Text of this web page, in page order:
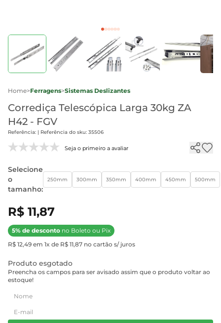
Home>Ferragens>Sistemas Deslizantes
Corrediça Telescópica Larga 30kg ZA
H42 - FGV
Referência: | Referência do sku: 35506
Seja o primeiro a avaliar
Selecione
o
tamanho:
250mm 300mm 350mm 400mm 450mm 500mm
R$ 11,87
5% de desconto no Boleto ou Pix
R$ 12,49 em 1x de R$ 11,87 no cartão s/ juros
Produto esgotado
Preencha os campos para ser avisado assim que o produto voltar ao
estoque!